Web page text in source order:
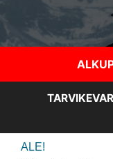
ALE!